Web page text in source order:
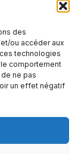
des
ou accéder aux
technologies
comportement
ne pas
un effet négatif